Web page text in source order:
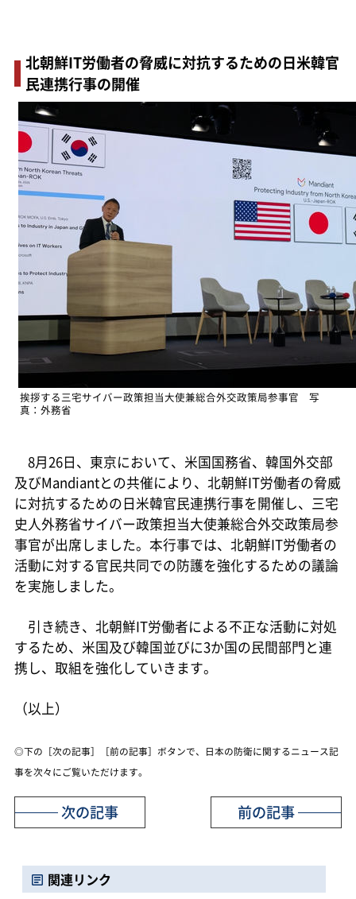
北朝鮮IT労働者の脅威に対抗するための日米韓官
民連携行事の開催
挨拶する三宅サイバー政策担当大使兼総合外交政策局参事官 写
真：外務省
8月26日、東京において、米国国務省、韓国外交部
及びMandiantとの共催により、北朝鮮IT労働者の脅威
に対抗するための日米韓官民連携行事を開催し、三宅
史人外務省サイバー政策担当大使兼総合外交政策局参
事官が出席しました。本行事では、北朝鮮IT労働者の
活動に対する官民共同での防護を強化するための議論
を実施しました。
引き続き、北朝鮮IT労働者による不正な活動に対処
するため、米国及び韓国並びに3か国の民間部門と連
携し、取組を強化していきます。
（以上）
◎下の［次の記事］［前の記事］ボタンで、日本の防衛に関するニュース記
事を次々にご覧いただけます。
前の記事
次の記事
関連リンク